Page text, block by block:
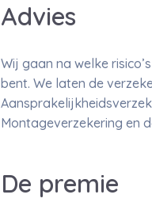
Advies
Wij gaan na welke
bent. We laten de
Montageverzekering en
De premie